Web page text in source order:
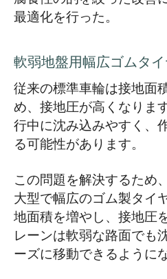
最適化を行った。
軟弱地盤用幅広ゴムタ
従来の標準車輪は接地面
め、接地圧が高くなりま
行中に沈み込みやすく、
る可能性があります。
この問題を解決するため
大型で幅広のゴム製タイ
地面積を増やし、接地圧
レーンは軟弱な路面でも
ーズに移動できるように